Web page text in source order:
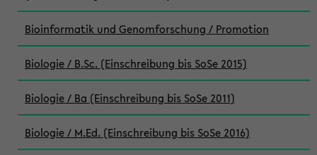
Bioinformatik und Genomforschung / Promotion
Biologie / B.Sc. (Einschreibung bis SoSe 2015)
Biologie / Ba (Einschreibung bis SoSe 2011)
Biologie / M.Ed. (Einschreibung bis SoSe 2016)